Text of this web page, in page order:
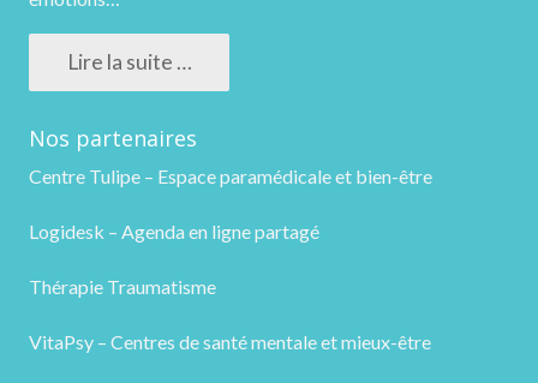
Lire la suite …
Nos partenaires
Centre Tulipe – Espace paramédicale et bien-être
Logidesk – Agenda en ligne partagé
Thérapie Traumatisme
VitaPsy – Centres de santé mentale et mieux-être